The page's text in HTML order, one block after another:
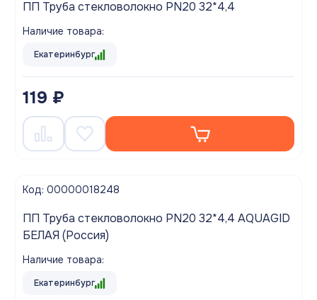
ПП Труба стекловолокно PN20 32*4,4
Наличие товара:
Екатеринбург
119 ₽
Код: 00000018248
ПП Труба стекловолокно PN20 32*4,4 AQUAGID
БЕЛАЯ (Россия)
Наличие товара:
Екатеринбург